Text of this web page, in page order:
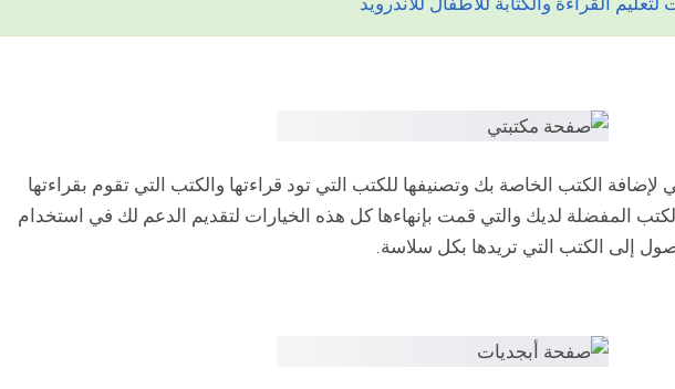
الكتب الخاصة بك وتصنيفها للكتب التي تود قراءتها والكتب التي تقوم بقراءتها
المفضلة لديك والتي قمت بإنهاءها كل هذه الخيارات لتقديم الدعم لك في استخدام
إلى الكتب التي تريدها بكل سلاسة.